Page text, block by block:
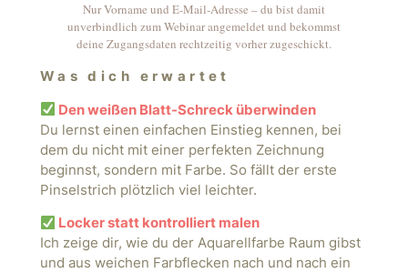
Nur Vorname und E-Mail-Adresse – du bist damit
unverbindlich zum Webinar angemeldet und bekommst
deine Zugangsdaten rechtzeitig vorher zugeschickt.
Was dich erwartet
Den weißen Blatt-Schreck überwinden
Du lernst einen einfachen Einstieg kennen, bei
dem du nicht mit einer perfekten Zeichnung
beginnst, sondern mit Farbe. So fällt der erste
Pinselstrich plötzlich viel leichter.
Locker statt kontrolliert malen
Ich zeige dir, wie du der Aquarellfarbe Raum gibst
und aus weichen Farbflecken nach und nach ein